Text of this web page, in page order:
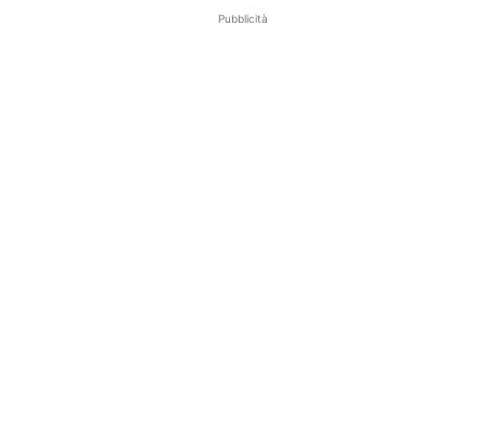
Pubblicità